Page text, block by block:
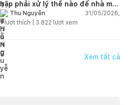
hập phải xử lý thế nào để nhà mát
hơn?Thu Nguyễn
31/05/2026,
1lượt thích | 3.822 lượt xem
Xem tất cả